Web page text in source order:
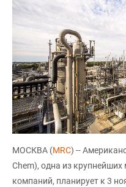
МОСКВА (MRC) --
Chem), одна из
компаний, планирует к 3